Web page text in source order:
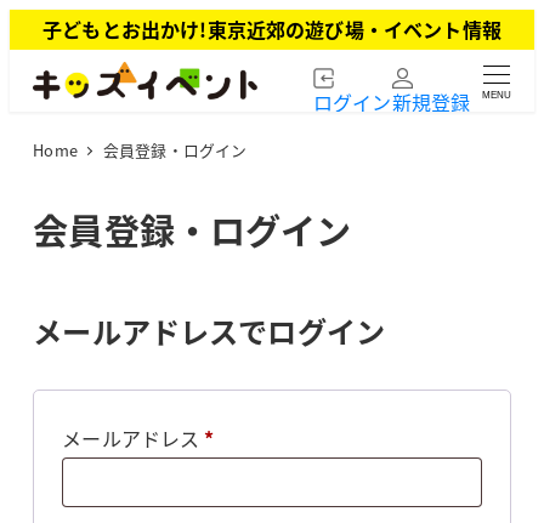
イ
子どもとお出かけ!東京近郊の遊び場・イベント情報
ログイン新規登録 MENU
Home 会員登録・ログイン
会員登録・ログイン
メールアドレスでログイン
メールアドレス *必